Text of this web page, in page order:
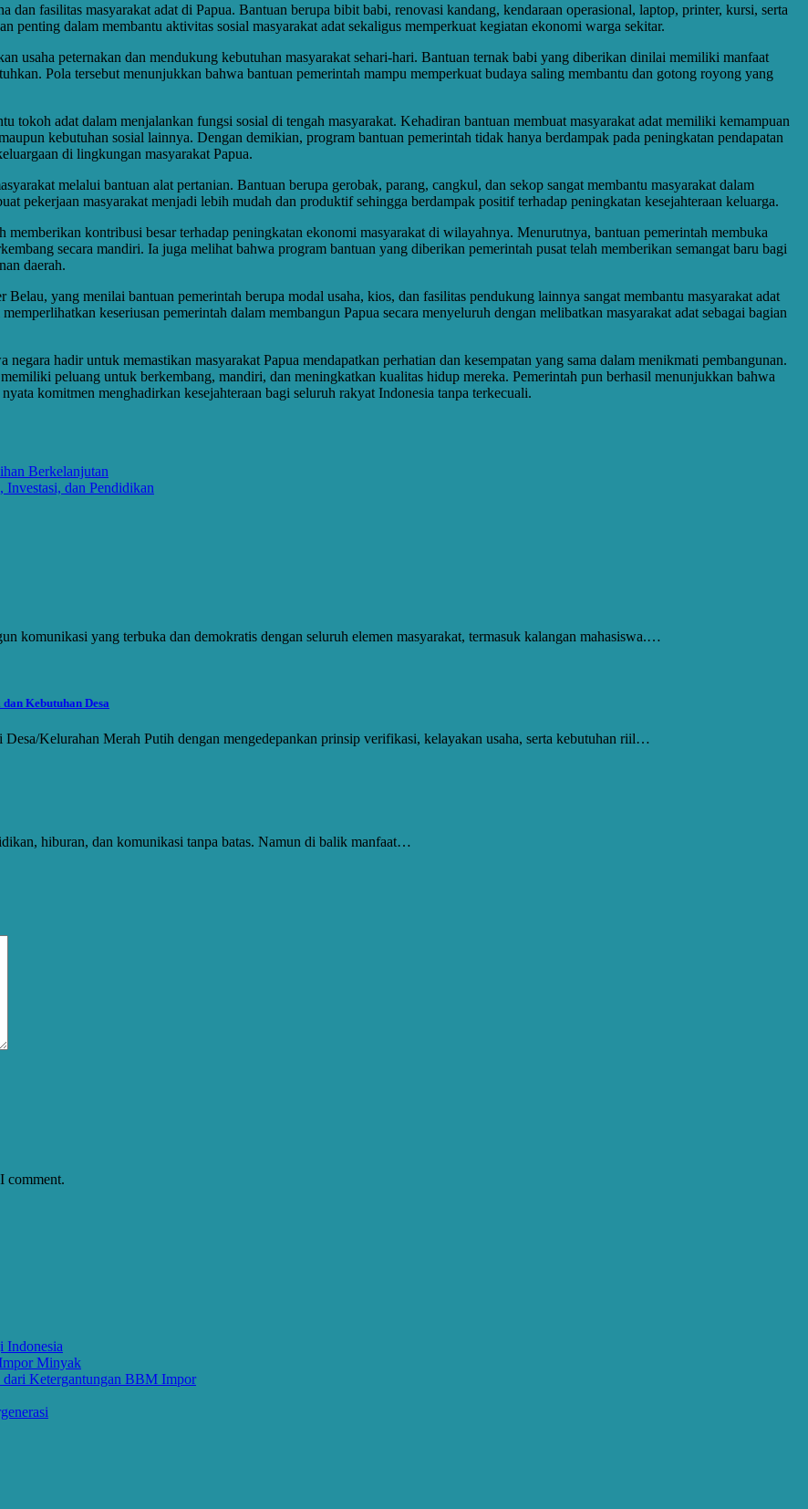
dan fasilitas masyarakat adat di Papua. Bantuan berupa bibit babi, renovasi kandang, kendaraan operasional, laptop, printer, kursi, serta
penting dalam membantu aktivitas sosial masyarakat adat sekaligus memperkuat kegiatan ekonomi warga sekitar.
usaha peternakan dan mendukung kebutuhan masyarakat sehari-hari. Bantuan ternak babi yang diberikan dinilai memiliki manfaat
Pola tersebut menunjukkan bahwa bantuan pemerintah mampu memperkuat budaya saling membantu dan gotong royong yang
tokoh adat dalam menjalankan fungsi sosial di tengah masyarakat. Kehadiran bantuan membuat masyarakat adat memiliki kemampuan
kebutuhan sosial lainnya. Dengan demikian, program bantuan pemerintah tidak hanya berdampak pada peningkatan pendapatan
di lingkungan masyarakat Papua.
melalui bantuan alat pertanian. Bantuan berupa gerobak, parang, cangkul, dan sekop sangat membantu masyarakat dalam
pekerjaan masyarakat menjadi lebih mudah dan produktif sehingga berdampak positif terhadap peningkatan kesejahteraan keluarga.
kontribusi besar terhadap peningkatan ekonomi masyarakat di wilayahnya. Menurutnya, bantuan pemerintah membuka
secara mandiri. Ia juga melihat bahwa program bantuan yang diberikan pemerintah pusat telah memberikan semangat baru bagi
daerah.
yang menilai bantuan pemerintah berupa modal usaha, kios, dan fasilitas pendukung lainnya sangat membantu masyarakat adat
keseriusan pemerintah dalam membangun Papua secara menyeluruh dengan melibatkan masyarakat adat sebagai bagian
hadir untuk memastikan masyarakat Papua mendapatkan perhatian dan kesempatan yang sama dalam menikmati pembangunan.
peluang untuk berkembang, mandiri, dan meningkatkan kualitas hidup mereka. Pemerintah pun berhasil menunjukkan bahwa
komitmen menghadirkan kesejahteraan bagi seluruh rakyat Indonesia tanpa terkecuali.
Berkelanjutan
dan Pendidikan
komunikasi yang terbuka dan demokratis dengan seluruh elemen masyarakat, termasuk kalangan mahasiswa.…
Kebutuhan Desa
Kelurahan Merah Putih dengan mengedepankan prinsip verifikasi, kelayakan usaha, serta kebutuhan riil…
hiburan, dan komunikasi tanpa batas. Namun di balik manfaat…
comment.
Indonesia
Minyak
Ketergantungan BBM Impor